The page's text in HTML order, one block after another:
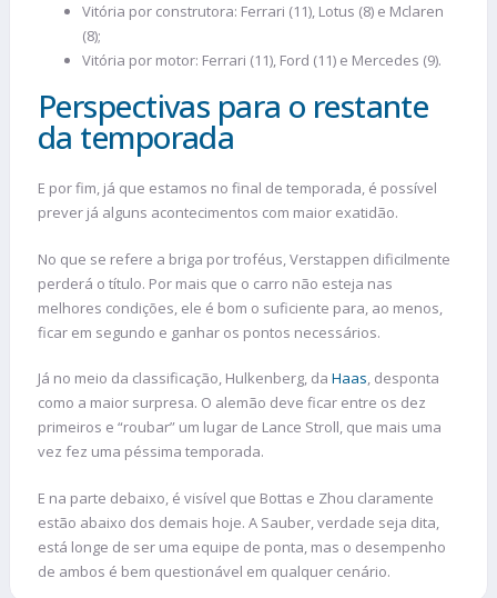
Vitória por construtora: Ferrari (11), Lotus (8) e Mclaren
(8);
Vitória por motor: Ferrari (11), Ford (11) e Mercedes (9).
Perspectivas para o restante
da temporada
E por fim, já que estamos no final de temporada, é possível
prever já alguns acontecimentos com maior exatidão.
No que se refere a briga por troféus, Verstappen dificilmente
perderá o título. Por mais que o carro não esteja nas
melhores condições, ele é bom o suficiente para, ao menos,
ficar em segundo e ganhar os pontos necessários.
Já no meio da classificação, Hulkenberg, da Haas, desponta
como a maior surpresa. O alemão deve ficar entre os dez
primeiros e “roubar” um lugar de Lance Stroll, que mais uma
vez fez uma péssima temporada.
E na parte debaixo, é visível que Bottas e Zhou claramente
estão abaixo dos demais hoje. A Sauber, verdade seja dita,
está longe de ser uma equipe de ponta, mas o desempenho
de ambos é bem questionável em qualquer cenário.